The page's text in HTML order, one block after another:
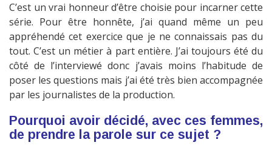
C’est un vrai honneur d’être choisie pour incarner cette
série. Pour être honnête, j’ai quand même un peu
appréhendé cet exercice que je ne connaissais pas du
tout. C’est un métier à part entière. J’ai toujours été du
côté de l’interviewé donc j’avais moins l’habitude de
poser les questions mais j’ai été très bien accompagnée
par les journalistes de la production.
Pourquoi avoir décidé, avec ces femmes,
de prendre la parole sur ce sujet ?